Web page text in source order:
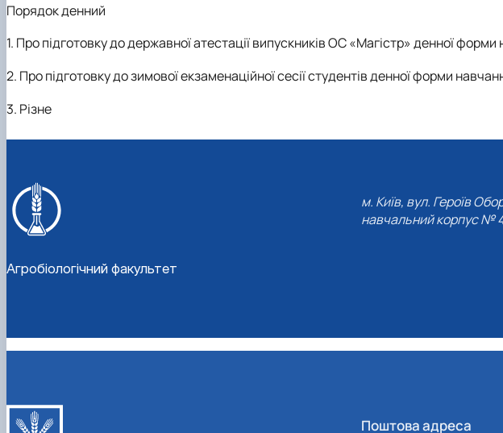
Порядок денний
1. Про підготовку до державної атестації випускників ОС «Магістр» денної
2. Про підготовку до зимової екзаменаційної сесії студентів денної форми
3. Різне
Агробіологічний факультет
м. Київ, вул. Героїв
навчальний корпус №
Поштова адреса